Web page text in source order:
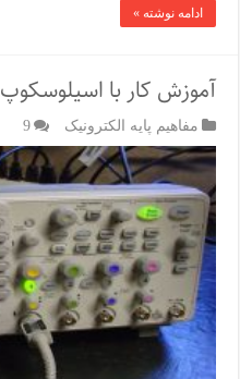
ادامه نوشته »
آموزش کار با اسیلوسکوپ
مفاهیم پایه الکترونیک 9